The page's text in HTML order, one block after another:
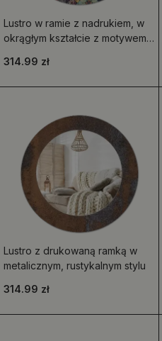
Lustro w ramie z nadrukiem, w
okrągłym kształcie z motywem
314.99 zł
Lustro z drukowaną ramką w
metalicznym, rustykalnym stylu
314.99 zł